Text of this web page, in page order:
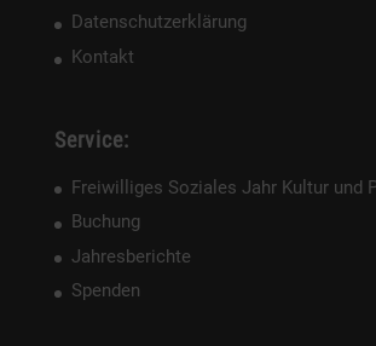
Datenschutzerklärung
Kontakt
Service:
Freiwilliges Soziales Jahr Kultur und
Buchung
Jahresberichte
Spenden